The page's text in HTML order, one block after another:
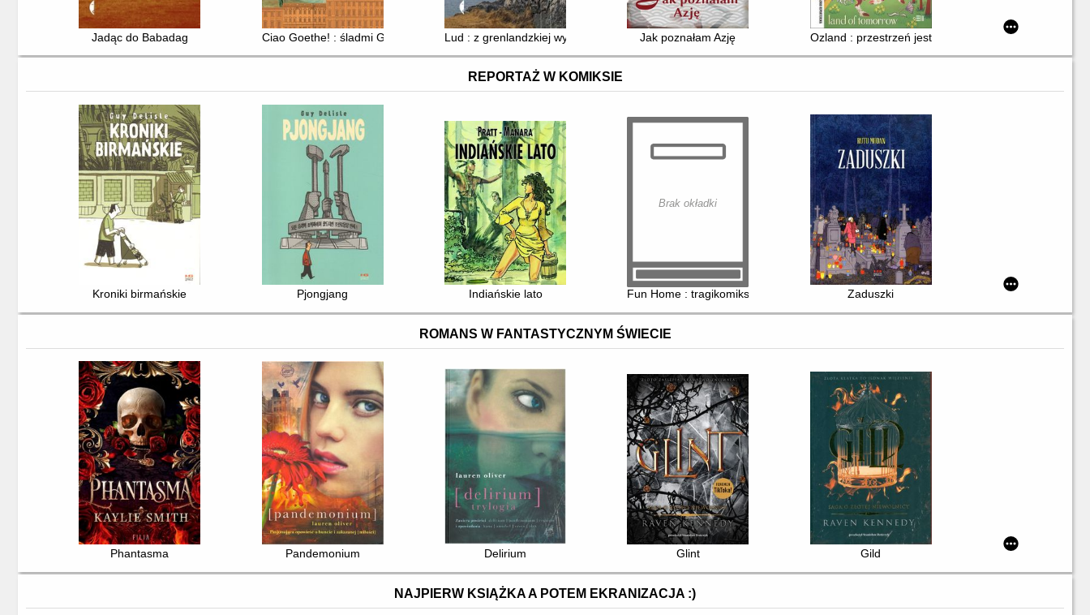
Jadąc do Babadag Ciao Goethe! : śladmi Goethego w ItaliiLud : z grenlandzkiej wyspy Jak poznałam Azję Ozland : przestrzeń jest wszystkim
REPORTAŻ W KOMIKSIE
Kroniki birmańskie Pjongjang Indiańskie lato
Brak okładki
Fun Home : tragikomiks rodzinny Zaduszki
ROMANS W FANTASTYCZNYM ŚWIECIE
Phantasma Pandemonium Delirium Glint Gild
NAJPIERW KSIĄŻKA A POTEM EKRANIZACJA :)